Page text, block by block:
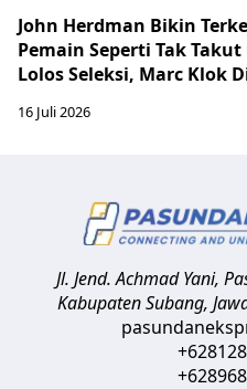
John Herdman Bikin
Pemain Seperti Tak
Lolos Seleksi, Marc Klok
16 Juli 2026
Jl. Jend. Achmad Yani,
Kabupaten Subang,